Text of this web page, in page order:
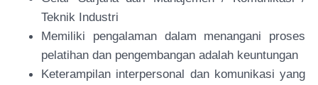
Teknik Industri
Memiliki pengalaman dalam menangani proses
pelatihan dan pengembangan adalah keuntungan
Keterampilan interpersonal dan komunikasi yang